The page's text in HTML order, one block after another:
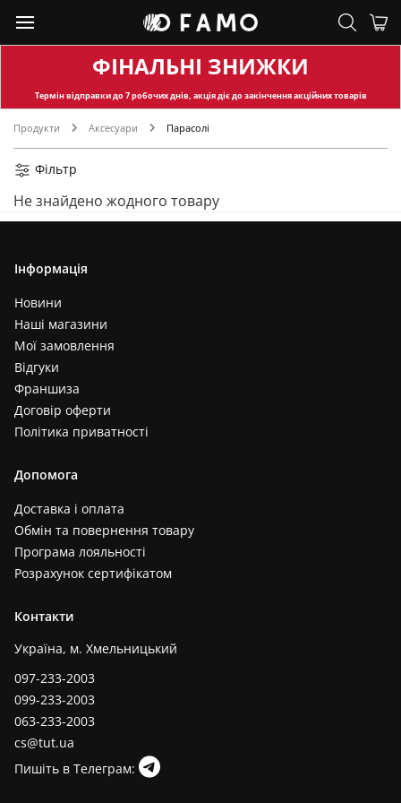
ФІНАЛЬНІ ЗНИЖКИ
Термін відправкидо 7 робочих днів, акція діє до закінчення акційних товарів
Продукти Аксесуари Парасолі
Молочний+бежевий (1)
Білий+блакитний (1)
Чорно білий (1)
Ліловий+жовтий (1)
Чорний+бордовий (1)
Сріблястий (1)
Білий+червоний (1)
Жовтий+салатовий (1)
Білий+рожевий (1)
Білий+бежевий (1)
Молочний+рожевий (1)
Бежевий+жовтий (1)
Графіт (1)
Білий+чорний (1)
Темно бежевий (1)
Прозорий+червоний (1)
Молочний+жовтий (1)
Фіолетовий+білий (1)
Салатовий+жовтий (1)
Чорний+ліловий (1)
Фільтр
Не знайдено жодного товару
Інформація
Новини
Наші магазини
Мої замовлення
Відгуки
Франшиза
Договір оферти
Політика приватності
Допомога
Доставка і оплата
Обмін та повернення товару
Програма лояльності
Розрахунок сертифікатом
Контакти
Україна, м. Хмельницький
097-233-2003
099-233-2003
063-233-2003
cs@tut.ua
Пишіть в Телеграм: